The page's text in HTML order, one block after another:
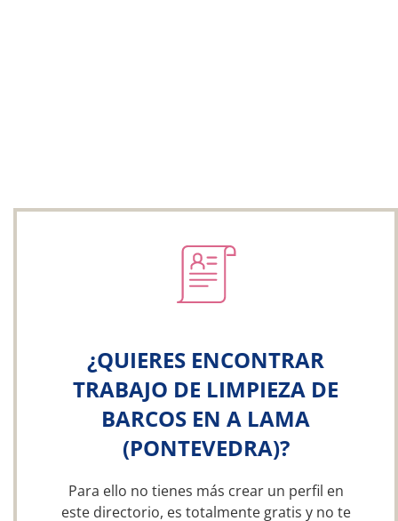
¿QUIERES ENCONTRAR
TRABAJO DE LIMPIEZA DE
BARCOS EN A LAMA
(PONTEVEDRA)?
Para ello no tienes más crear un perfil en
este directorio, es totalmente gratis y no te